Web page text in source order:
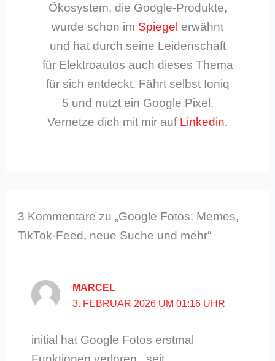
Ökosystem, die Google-Produkte,
wurde schon im Spiegel erwähnt
und hat durch seine Leidenschaft
für Elektroautos auch dieses Thema
für sich entdeckt. Fährt selbst Ioniq
5 und nutzt ein Google Pixel.
Vernetze dich mit mir auf Linkedin.
3 Kommentare zu „Google Fotos: Memes,
TikTok-Feed, neue Suche und mehr“
MARCEL
3. FEBRUAR 2026 UM 01:16 UHR
initial hat Google Fotos erstmal